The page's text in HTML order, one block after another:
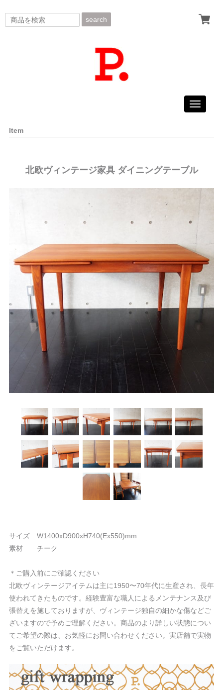
search
Toggle
Item
北欧ヴィンテージ家具 ダイニングテーブル
サイズ W1400xD900xH740(Ex550)mm
素材 チーク
＊ご購入前にご確認ください
北欧ヴィンテージアイテムは主に1950〜70年代に生産され、長年
使われてきたものです。経験豊富な職人によるメンテナンス及び
張替えを施しておりますが、ヴィンテージ独自の細かな傷などご
ざいますので予めご理解ください。商品のより詳しい状態につい
てご希望の際は、お気軽にお問い合わせください。実店舗で実物
をご覧いただけます。